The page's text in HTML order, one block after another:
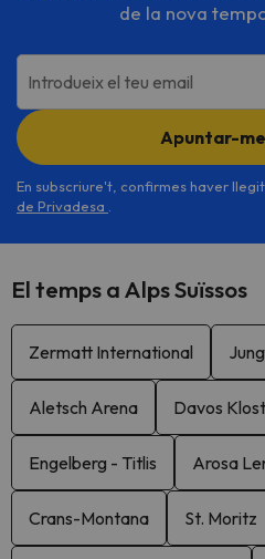
de la nova
Introdueix el teu email
Apuntar-me
En subscriure't, confirmes haver
de Privadesa
El temps a Alps Suïssos
Zermatt International
Aletsch Arena Davos
Engelberg - Titlis Arosa
Crans-Montana St. Moritz